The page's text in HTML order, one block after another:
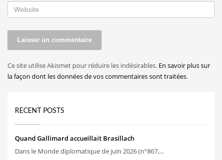
Ce site utilise Akismet pour réduire les indésirables. En savoir plus sur
la façon dont les données de vos commentaires sont traitées.
RECENT POSTS
Quand Gallimard accueillait Brasillach
Dans le Monde diplomatique de juin 2026 (n°867,...